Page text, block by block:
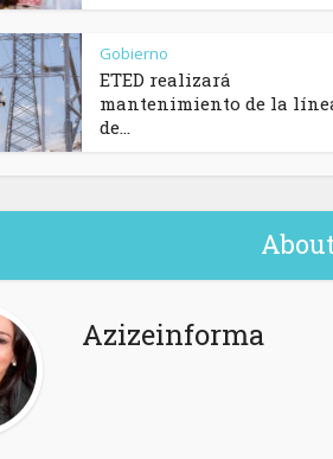
Gobierno
ETED realizará
mantenimiento de la
de...
Azizeinforma